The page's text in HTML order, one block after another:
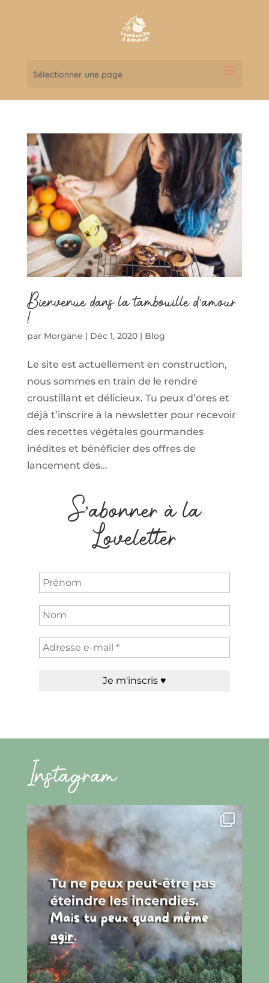
Sélectionner une page
Bienvenue dans la tambouille d’amour
!
par Morgane | Déc 1, 2020| Blog
Le site est actuellement en construction,
nous sommes en train de le rendre
croustillant et délicieux. Tu peux d’ores et
déjà t’inscrire à la newsletter pour recevoir
des recettes végétales gourmandes
inédites et bénéficier des offres de
lancement des...
S’abonner à la
Loveletter
Instagram